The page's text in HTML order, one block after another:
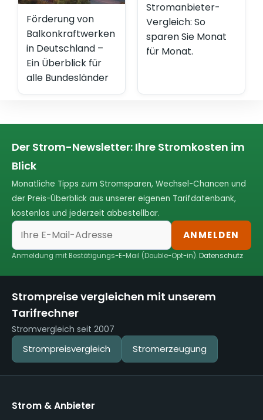
Förderung von
Balkonkraftwerken
in Deutschland –
Ein Überblick für
alle Bundesländer
Stromanbieter-
Vergleich: So
sparen Sie Monat
für Monat.
Der Strom-Newsletter: Ihre Stromkosten im
Blick
Monatliche Tipps zum Stromsparen, Wechsel-Chancen und
der Preis-Überblick aus unserer eigenen Tarifdatenbank,
kostenlos und jederzeit abbestellbar.
ANMELDEN
Anmeldung mit Bestätigungs-E-Mail (Double-Opt-in).Datenschutz
Strompreise vergleichen mit unserem
Tarifrechner
Stromvergleich seit 2007
Strompreisvergleich Stromerzeugung
Strom & Anbieter